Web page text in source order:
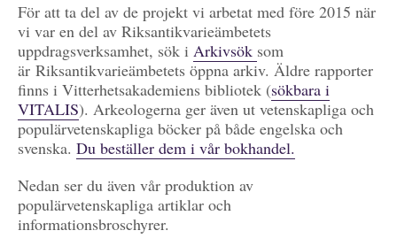
För att ta del av de projekt vi arbetat med före 2015 när
vi var en del av Riksantikvarieämbetets
uppdragsverksamhet, sök i Arkivsök som
är Riksantikvarieämbetets öppna arkiv. Äldre rapporter
finns i Vitterhetsakademiens bibliotek (sökbara i
VITALIS). Arkeologerna ger även ut vetenskapliga och
populärvetenskapliga böcker på både engelska och
svenska. Du beställer dem i vår bokhandel.
Nedan ser du även vår produktion av
populärvetenskapliga artiklar och
informationsbroschyrer.